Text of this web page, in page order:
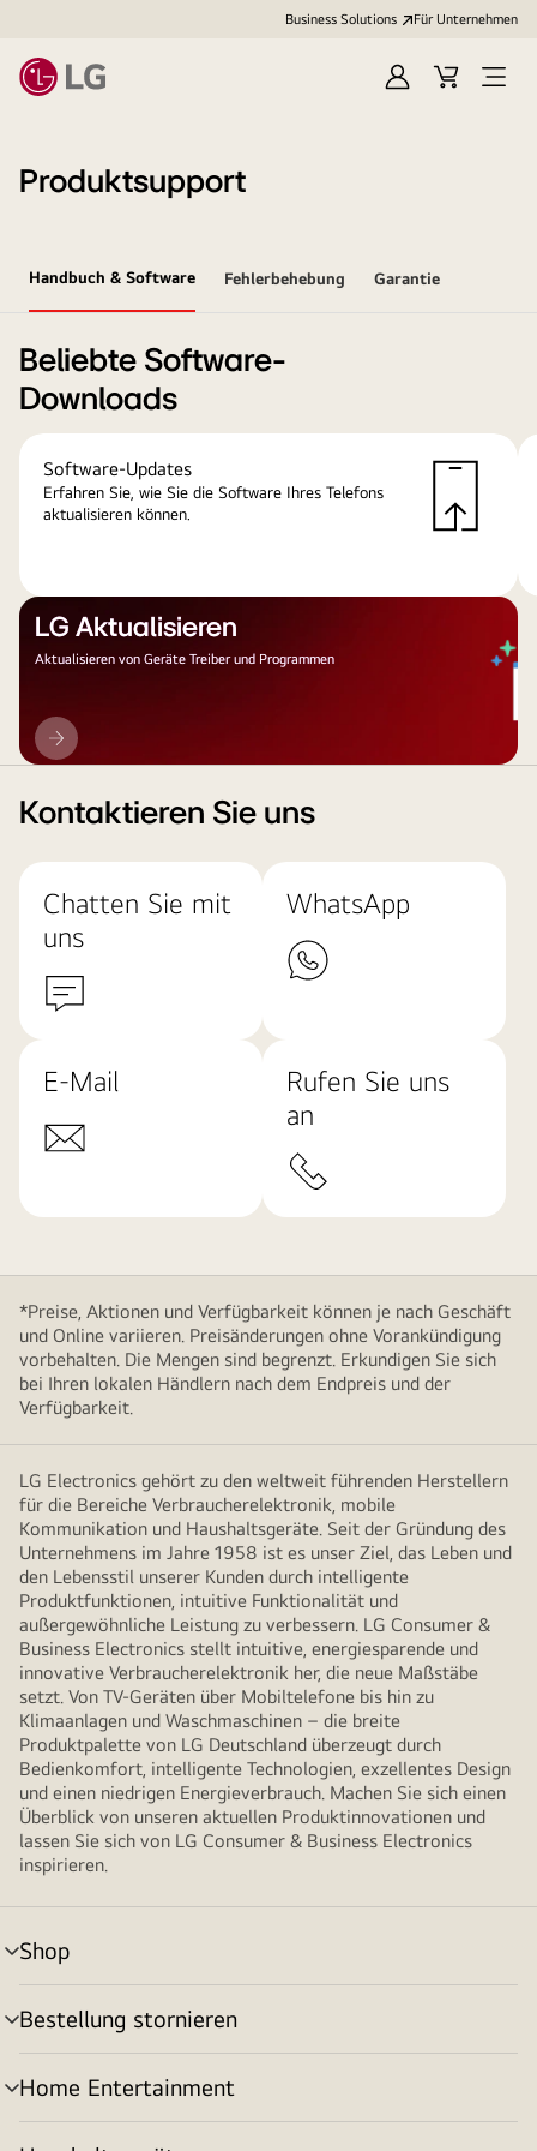
Business Solutions Für Unternehmen
Anmelden
Cart
Open
Produktsupport
Handbuch & Software Fehlerbehebung Garantie
Beliebte Software-
Downloads
Software-Updates
Erfahren Sie, wie Sie die Software Ihres Telefons
aktualisieren können.
LG Aktualisieren
Aktualisieren von Geräte Treiber und Programmen
LG
Aktualisieren
Kontaktieren Sie uns
Chatten Sie mit
uns
WhatsApp
E-Mail
Rufen Sie uns
an
*Preise, Aktionen und Verfügbarkeit können je nach Geschäft
und Online variieren. Preisänderungen ohne Vorankündigung
vorbehalten. Die Mengen sind begrenzt. Erkundigen Sie sich
bei Ihren lokalen Händlern nach dem Endpreis und der
Verfügbarkeit.
LG Electronics gehört zu den weltweit führenden Herstellern
für die Bereiche Verbraucherelektronik, mobile
Kommunikation und Haushaltsgeräte. Seit der Gründung des
Unternehmens im Jahre 1958 ist es unser Ziel, das Leben und
den Lebensstil unserer Kunden durch intelligente
Produktfunktionen, intuitive Funktionalität und
außergewöhnliche Leistung zu verbessern. LG Consumer &
Business Electronics stellt intuitive, energiesparende und
innovative Verbraucherelektronik her, die neue Maßstäbe
setzt. Von TV-Geräten über Mobiltelefone bis hin zu
Klimaanlagen und Waschmaschinen – die breite
Produktpalette von LG Deutschland überzeugt durch
Bedienkomfort, intelligente Technologien, exzellentes Design
und einen niedrigen Energieverbrauch. Machen Sie sich einen
Überblick von unseren aktuellen Produktinnovationen und
lassen Sie sich von LG Consumer & Business Electronics
inspirieren.
Shop
Menü
umschalten
Bestellung stornieren
Menü
umschalten
Home Entertainment
Menü
umschalten